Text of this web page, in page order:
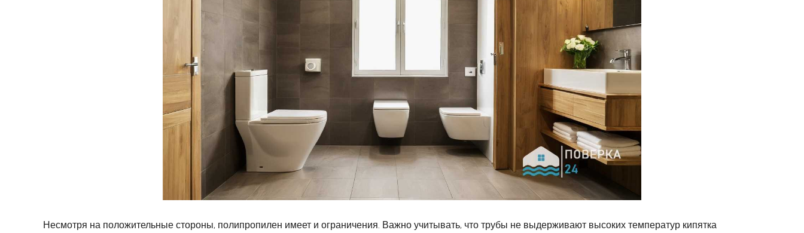
Несмотря на положительные стороны, полипропилен имеет и ограничения. Важно учитывать, что трубы не выдерживают высоких температур кипятка